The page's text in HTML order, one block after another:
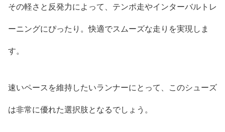
その軽さと反発力によって、テンポ走やインターバルトレ
ーニングにぴったり。快適でスムーズな走りを実現しま
す。
速いペースを維持したいランナーにとって、このシューズ
は非常に優れた選択肢となるでしょう。